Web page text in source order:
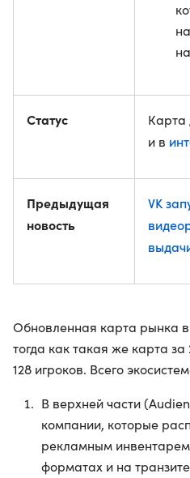
Статус Карта
и в
Предыдущая
новость
VK
Обновленная карта рынка
тогда как такая же карта за
128 игроков. Всего
В верхней части
компании, которые
рекламным
форматах и на